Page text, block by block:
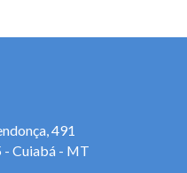
491
- Cuiabá - MT